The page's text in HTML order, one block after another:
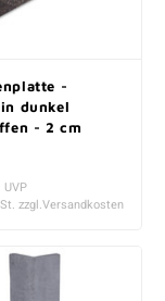
-
dunkel
- 2 cm
UVP
zzgl.Versandkosten